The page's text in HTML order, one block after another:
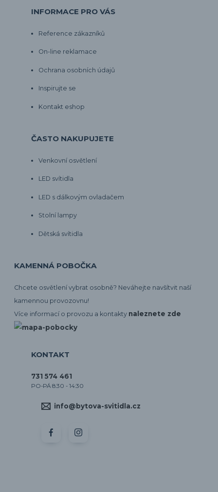
INFORMACE PRO VÁS
Reference zákazníků
On-line reklamace
Ochrana osobních údajů
Inspirujte se
Kontakt eshop
ČASTO NAKUPUJETE
Venkovní osvětlení
LED svítidla
LED s dálkovým ovladačem
Stolní lampy
Dětská svítidla
KAMENNÁ POBOČKA
Chcete osvětlení vybrat osobně? Neváhejte navšítvit naší
kamennou provozovnu!
Více informací o provozu a kontakty naleznete zde
KONTAKT
731 574 461
PO-PÁ 8:30 - 14:30
info@bytova-svitidla.cz